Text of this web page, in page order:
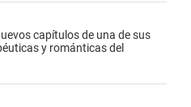
capítulos de una de sus
y románticas del